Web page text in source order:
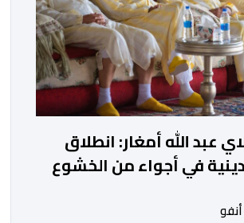
عبد الله أمغار: انطلاق
في أجواء من الخشوع